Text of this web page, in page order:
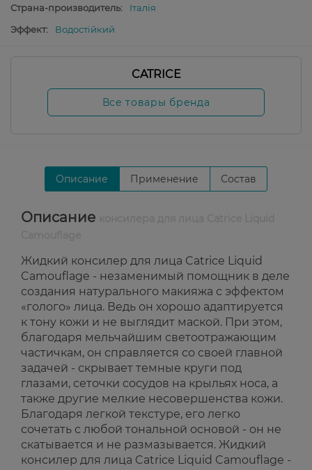
Страна-производитель:
Італія
Эффект:
Водостійкий
CATRICE
Все товары бренда
Описание Применение Состав
Описание
Жидкий консилер для лица Catrice Liquid
Camouflage - незаменимый помощник в деле
создания натурального макияжа с эффектом
«голого» лица. Ведь он хорошо адаптируется
к тону кожи и не выглядит маской. При этом,
благодаря мельчайшим светоотражающим
частичкам, он справляется со своей главной
задачей - скрывает темные круги под
глазами, сеточки сосудов на крыльях носа, а
также другие мелкие несовершенства кожи.
Благодаря легкой текстуре, его легко
сочетать с любой тональной основой - он не
скатывается и не размазывается. Жидкий
консилер для лица Catrice Liquid Camouflage -